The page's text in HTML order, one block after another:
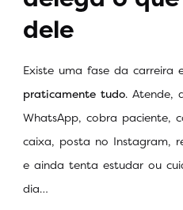
dele
Existe uma fase da carreira
praticamente tudo. Atende,
WhatsApp, cobra paciente,
caixa, posta no Instagram,
e ainda tenta estudar ou
dia…